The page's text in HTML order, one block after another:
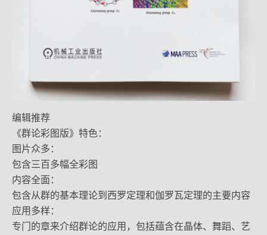
编辑推荐
《群论彩图版》特色：
图片众多：
包含三百多幅全彩图
内容全面：
包含从群的基本理论到西罗定理和伽罗瓦定理的主要内容
应用多样：
专门的章来介绍群论的应用，包括蕴含在晶体、舞蹈、艺